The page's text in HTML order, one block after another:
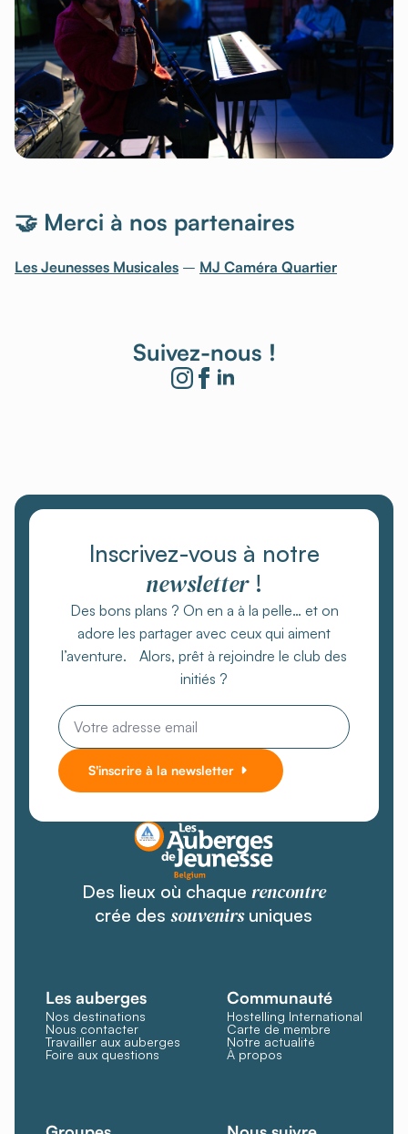
🤝 Merci à nos partenaires
Les Jeunesses Musicales – MJ Caméra Quartier
Suivez-nous !
Inscrivez-vous à notre
newsletter!
Des bons plans ? On en a à la pelle… et on
adore les partager avec ceux qui aiment
l’aventure. Alors, prêt à rejoindre le club des
initiés ?
Email
S'inscrire à la newsletter
Des lieux où chaque rencontre
crée dessouvenirsuniques
Les auberges
Nos destinations
Nous contacter
Travailler aux auberges
Foire aux questions
Communauté
Hostelling International
Carte de membre
Notre actualité
À propos